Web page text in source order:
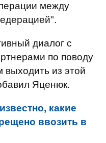
между
диалог с
по поводу
выходить из этой
Яценюк.
какие
ввозить в